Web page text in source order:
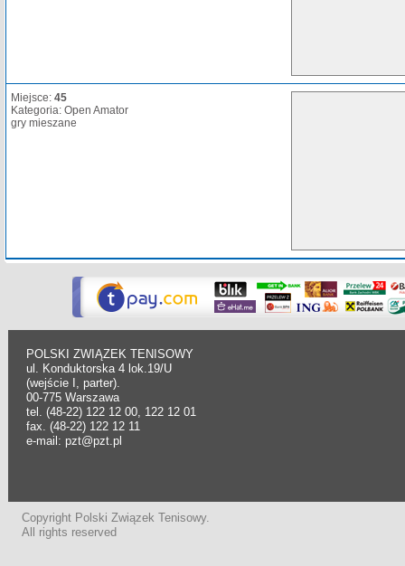
Miejsce: 45
Kategoria: Open Amator
gry mieszane
POLSKI ZWIĄZEK TENISOWY
ul. Konduktorska 4 lok.19/U
(wejście I, parter).
00-775 Warszawa
tel. (48-22) 122 12 00, 122 12 01
fax. (48-22) 122 12 11
e-mail: pzt@pzt.pl
Copyright Polski Związek Tenisowy.
All rights reserved